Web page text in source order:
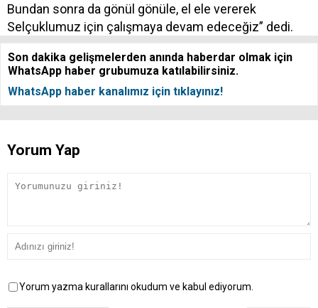
Bundan sonra da gönül gönüle, el ele vererek
Selçuklumuz için çalışmaya devam edeceğiz” dedi.
Son dakika gelişmelerden anında haberdar olmak için
WhatsApp haber grubumuza katılabilirsiniz.
WhatsApp haber kanalımız için tıklayınız!
Yorum Yap
Yorum yazma kurallarını okudum ve kabul ediyorum.